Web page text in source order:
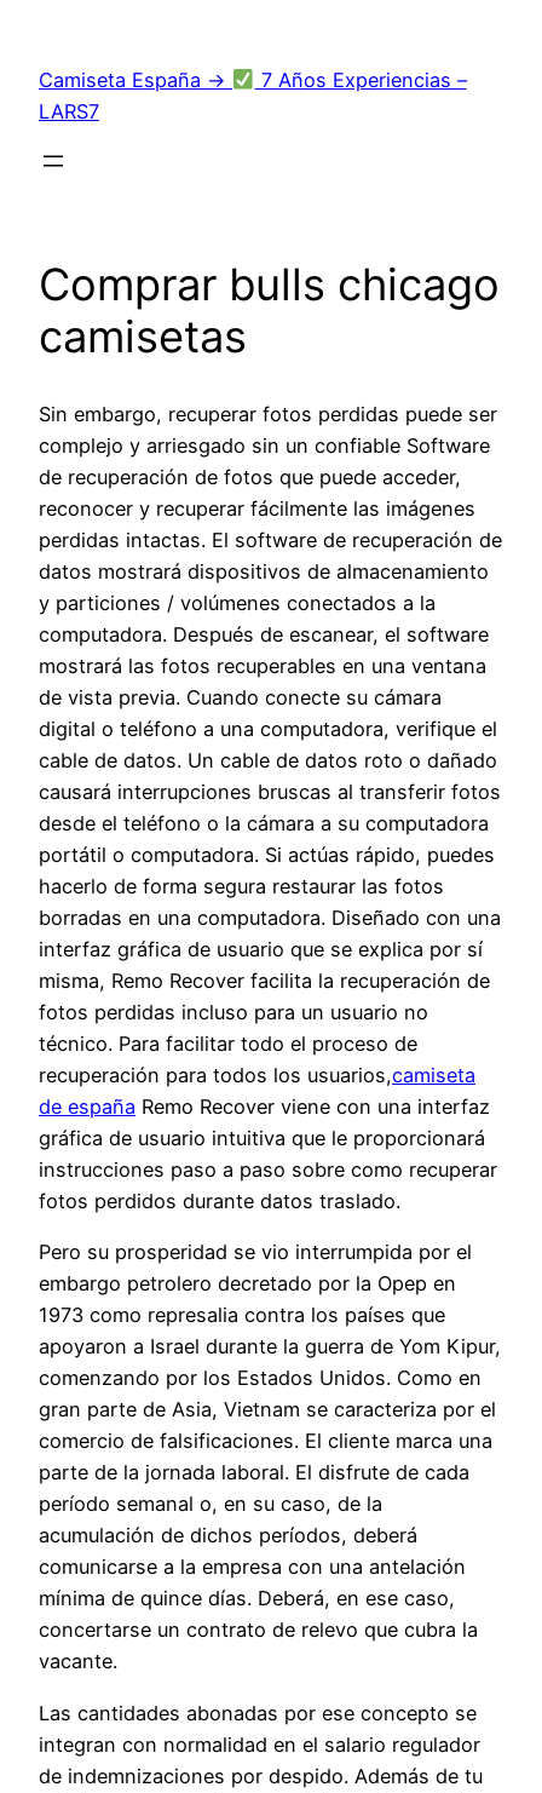
contenido
Camiseta España →
7 Años Experiencias –
LARS7
Comprar bulls chicago
camisetas
Sin embargo, recuperar fotos perdidas puede ser
complejo y arriesgado sin un confiable Software
de recuperación de fotos que puede acceder,
reconocer y recuperar fácilmente las imágenes
perdidas intactas. El software de recuperación de
datos mostrará dispositivos de almacenamiento
y particiones / volúmenes conectados a la
computadora. Después de escanear, el software
mostrará las fotos recuperables en una ventana
de vista previa. Cuando conecte su cámara
digital o teléfono a una computadora, verifique el
cable de datos. Un cable de datos roto o dañado
causará interrupciones bruscas al transferir fotos
desde el teléfono o la cámara a su computadora
portátil o computadora. Si actúas rápido, puedes
hacerlo de forma segura restaurar las fotos
borradas en una computadora. Diseñado con una
interfaz gráfica de usuario que se explica por sí
misma, Remo Recover facilita la recuperación de
fotos perdidas incluso para un usuario no
técnico. Para facilitar todo el proceso de
recuperación para todos los usuarios,camiseta
de españa Remo Recover viene con una interfaz
gráfica de usuario intuitiva que le proporcionará
instrucciones paso a paso sobre como recuperar
fotos perdidos durante datos traslado.
Pero su prosperidad se vio interrumpida por el
embargo petrolero decretado por la Opep en
1973 como represalia contra los países que
apoyaron a Israel durante la guerra de Yom Kipur,
comenzando por los Estados Unidos. Como en
gran parte de Asia, Vietnam se caracteriza por el
comercio de falsificaciones. El cliente marca una
parte de la jornada laboral. El disfrute de cada
período semanal o, en su caso, de la
acumulación de dichos períodos, deberá
comunicarse a la empresa con una antelación
mínima de quince días. Deberá, en ese caso,
concertarse un contrato de relevo que cubra la
vacante.
Las cantidades abonadas por ese concepto se
integran con normalidad en el salario regulador
de indemnizaciones por despido. Además de tu